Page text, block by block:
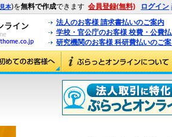
見本)を無料で作成できます 会員登録(無料) ログイン
法人のお客様 請求書払いのご案内
学校・官公庁のお客様 校費・公費
研究機関のお客様 科研費払いのご